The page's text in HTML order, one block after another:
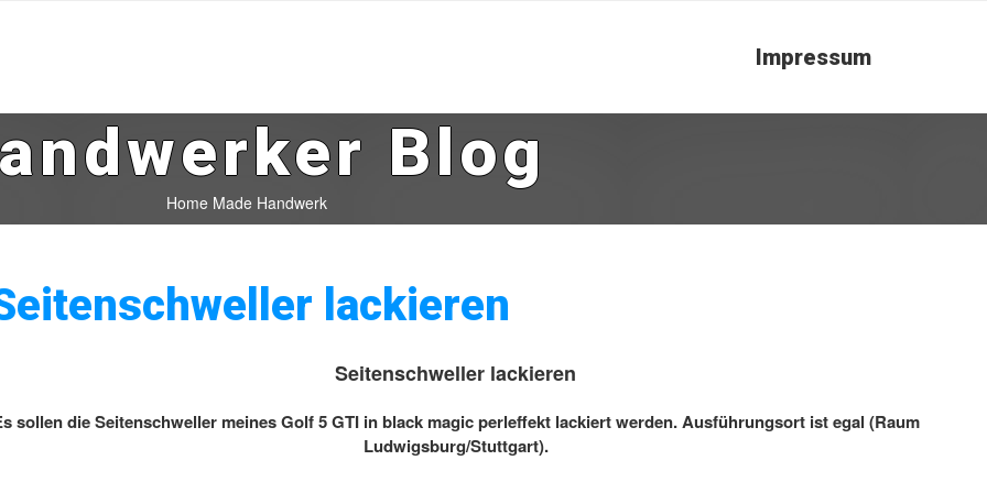
Impressum
Blog
Home Made Handwerk
lackieren
Seitenschweller lackieren
sollen die Seitenschweller meines Golf 5 GTI in black magic perleffekt lackiert werden. Ausführungsort ist egal (Raum
Ludwigsburg/Stuttgart).